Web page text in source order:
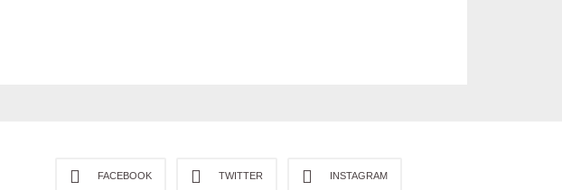
FACEBOOK TWITTER INSTAGRAM